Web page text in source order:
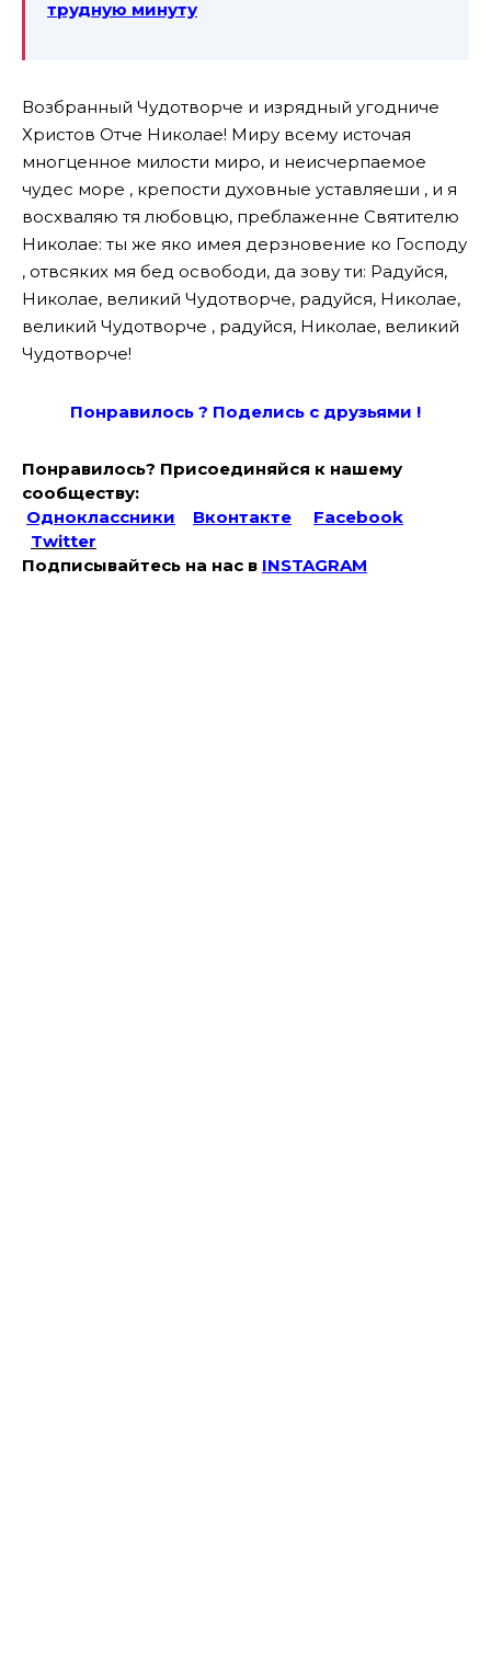
трудную минуту
Возбранный Чудотворче и изрядный угодниче
Христов Отче Николае! Миру всему источая
многценное милости миро, и неисчерпаемое
чудес море , крепости духовные уставляеши , и я
восхваляю тя любовцю, преблаженне Святителю
Николае: ты же яко имея дерзновение ко Господу
, отвсяких мя бед освободи, да зову ти: Радуйся,
Николае, великий Чудотворче, радуйся, Николае,
великий Чудотворче , радуйся, Николае, великий
Чудотворче!
Понравилось ? Поделись с друзьями !
Понравилось? Присоединяйся к нашему
сообществу:
Одноклассники
Вконтакте
Facebook
Twitter
Подписывайтесь на наc в INSTAGRAM